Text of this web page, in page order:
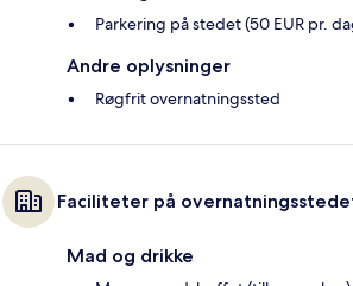
Parkering på stedet (50 EUR pr.
Andre oplysninger
Røgfrit overnatningssted
Faciliteter på
Mad og drikke